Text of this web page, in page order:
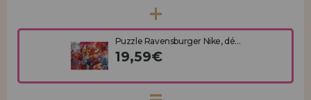
Puzzle Ravensburger Nike, dé...
19,59€